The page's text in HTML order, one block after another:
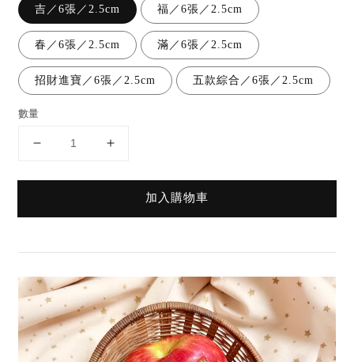
吉／6張／2.5cm 福／6張／2.5cm
春／6張／2.5cm 滿／6張／2.5cm
招財進寶／6張／2.5cm 五款綜合／6張／2.5cm
數量
加入購物車